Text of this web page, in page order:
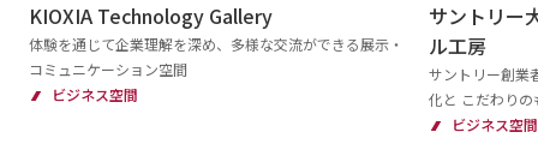
KIOXIA Technology Gallery
体験を通じて企業理解を深め、多様な交流ができる展示・
コミュニケーション空間
ビジネス空間
サントリー
ル工房
サントリー創業
化と こだわり
ビジネス空間